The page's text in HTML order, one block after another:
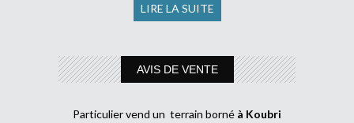
LIRE LA SUITE
AVIS DE VENTE
Particulier vend un terrain borné à Koubri